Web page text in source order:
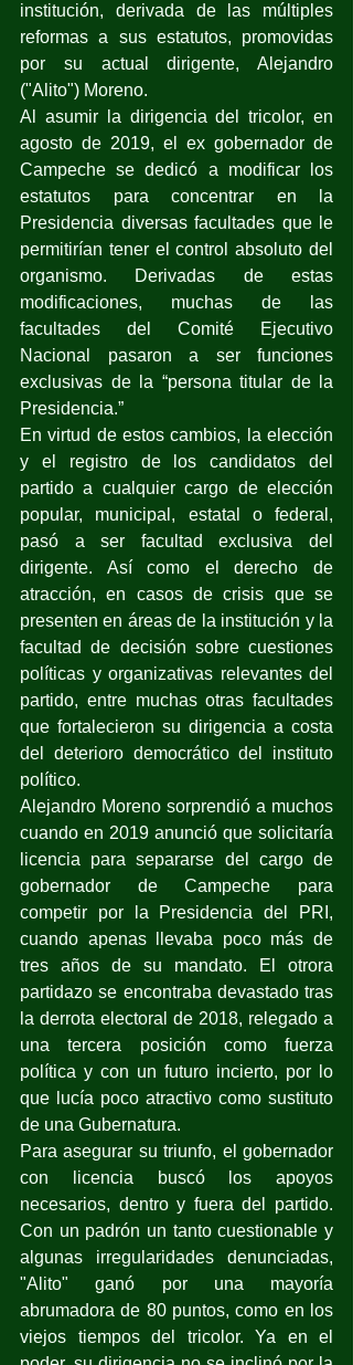
institución, derivada de las múltiples
reformas a sus estatutos, promovidas
por su actual dirigente, Alejandro
("Alito") Moreno.
Al asumir la dirigencia del tricolor, en
agosto de 2019, el ex gobernador de
Campeche se dedicó a modificar los
estatutos para concentrar en la
Presidencia diversas facultades que le
permitirían tener el control absoluto del
organismo. Derivadas de estas
modificaciones, muchas de las
facultades del Comité Ejecutivo
Nacional pasaron a ser funciones
exclusivas de la “persona titular de la
Presidencia.”
En virtud de estos cambios, la elección
y el registro de los candidatos del
partido a cualquier cargo de elección
popular, municipal, estatal o federal,
pasó a ser facultad exclusiva del
dirigente. Así como el derecho de
atracción, en casos de crisis que se
presenten en áreas de la institución y la
facultad de decisión sobre cuestiones
políticas y organizativas relevantes del
partido, entre muchas otras facultades
que fortalecieron su dirigencia a costa
del deterioro democrático del instituto
político.
Alejandro Moreno sorprendió a muchos
cuando en 2019 anunció que solicitaría
licencia para separarse del cargo de
gobernador de Campeche para
competir por la Presidencia del PRI,
cuando apenas llevaba poco más de
tres años de su mandato. El otrora
partidazo se encontraba devastado tras
la derrota electoral de 2018, relegado a
una tercera posición como fuerza
política y con un futuro incierto, por lo
que lucía poco atractivo como sustituto
de una Gubernatura.
Para asegurar su triunfo, el gobernador
con licencia buscó los apoyos
necesarios, dentro y fuera del partido.
Con un padrón un tanto cuestionable y
algunas irregularidades denunciadas,
"Alito" ganó por una mayoría
abrumadora de 80 puntos, como en los
viejos tiempos del tricolor. Ya en el